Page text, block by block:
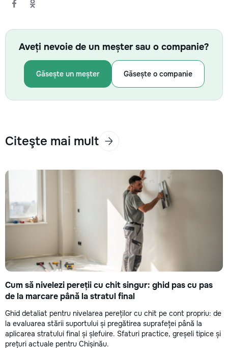
Aveți nevoie de un meșter sau o companie?
Găsește un meșter Găsește o companie
Citeşte mai mult
Cum să nivelezi pereții cu chit singur: ghid pas cu pas
de la marcare până la stratul final
Ghid detaliat pentru nivelarea pereților cu chit pe cont propriu: de
la evaluarea stării suportului și pregătirea suprafeței până la
aplicarea stratului final și șlefuire. Sfaturi practice, greșeli tipice și
prețuri actuale pentru Chișinău.